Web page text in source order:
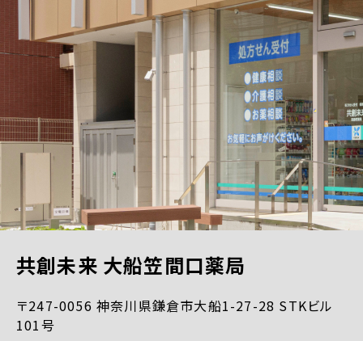
共創未来 大船笠間口薬局
〒247-0056 神奈川県鎌倉市大船1-27-28 STKビル
101号